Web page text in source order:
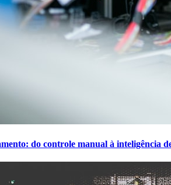
do controle manual à inteligência